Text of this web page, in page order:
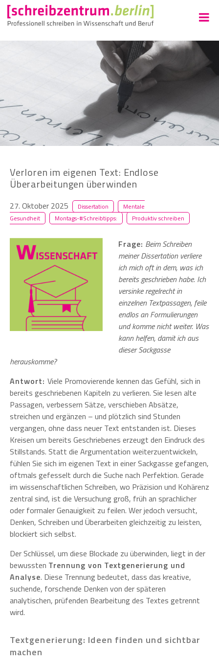
Verloren im eigenen Text: Endlose
Überarbeitungen überwinden
27. Oktober 2025 Dissertation
Mentale
Gesundheit
Montags-#Schreibtipps: Produktiv schreiben
Frage: Beim Schreiben
meiner Dissertation verliere
ich mich oft in dem, was ich
bereits geschrieben habe. Ich
versinke regelrecht in
einzelnen Textpassagen, feile
endlos an Formulierungen
und komme nicht weiter. Was
kann helfen, damit ich aus
dieser Sackgasse
herauskomme?
Antwort: Viele Promovierende kennen das Gefühl, sich in
bereits geschriebenen Kapiteln zu verlieren. Sie lesen alte
Passagen, verbessern Sätze, verschieben Absätze,
streichen und ergänzen – und plötzlich sind Stunden
vergangen, ohne dass neuer Text entstanden ist. Dieses
Kreisen um bereits Geschriebenes erzeugt den Eindruck des
Stillstands. Statt die Argumentation weiterzuentwickeln,
fühlen Sie sich im eigenen Text in einer Sackgasse gefangen,
oftmals gefesselt durch die Suche nach Perfektion. Gerade
im wissenschaftlichen Schreiben, wo Präzision und Kohärenz
zentral sind, ist die Versuchung groß, früh an sprachlicher
oder formaler Genauigkeit zu feilen. Wer jedoch versucht,
Denken, Schreiben und Überarbeiten gleichzeitig zu leisten,
blockiert sich selbst.
Der Schlüssel, um diese Blockade zu überwinden, liegt in der
bewussten Trennung von Textgenerierung und
Analyse. Diese Trennung bedeutet, dass das kreative,
suchende, forschende Denken von der späteren
analytischen, prüfenden Bearbeitung des Textes getrennt
wird.
Textgenerierung: Ideen finden und sichtbar
machen